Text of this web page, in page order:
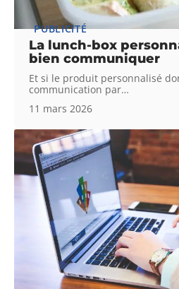
PUBLICITÉ
La lunch-box
bien communiquer
Et si le produit personnalisé
communication par…
11 mars 2026